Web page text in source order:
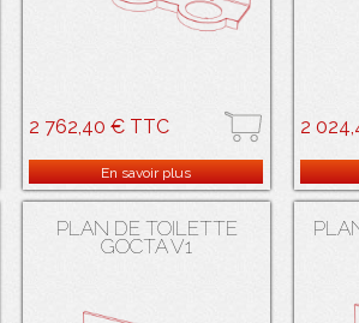
2 762,40 € TTC
synthèse SALAMANDRE ® . 3 cuves
en résine de synthèse SALAMANDRE
® blanche avec trop-plein.
En savoir plus
2
en
®
PLAN DE TOILETTE
GOCTA V1